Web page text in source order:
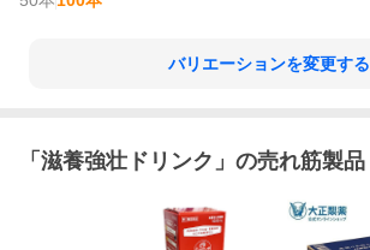
バリエーションを変更する
「 滋養強壮ドリンク 」の売れ筋製品